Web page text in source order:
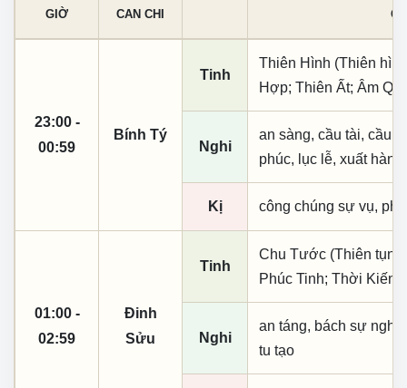
GIỜ CAN CHI
23:00 -
00:59
Bính Tý
Tinh
Thiên Hình (Thiên
Hợp; Thiên Ất; Âm
Nghi
an sàng, cầu tài, cầu
phúc, lục lễ, xuất
Kị công chúng sự vụ,
01:00 -
02:59
Đinh
Sửu
Tinh
Chu Tước (Thiên
Phúc Tinh; Thời Kiến
Nghi
an táng, bách sự nghi
tu tạo